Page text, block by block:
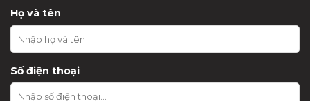
Họ và tên
Số điện thoại